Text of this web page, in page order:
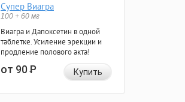
Супер Виагра
100 + 60 мг
Виагра и Дапоксетин в одной
таблетке. Усиление эрекции и
продление полового акта!
от 90Р Купить